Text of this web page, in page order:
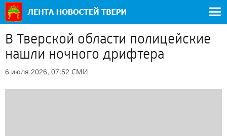
В Тверской области полицейские
нашли ночного дрифтера
6 июля 2026, 07:52 СМИ